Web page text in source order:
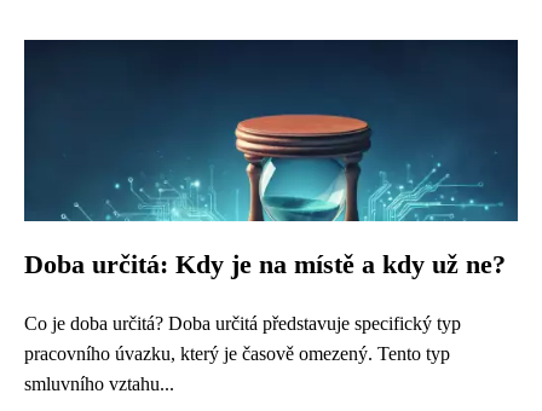
Doba určitá: Kdy je na místě a kdy už ne?
Co je doba určitá? Doba určitá představuje specifický typ
pracovního úvazku, který je časově omezený. Tento typ
smluvního vztahu...